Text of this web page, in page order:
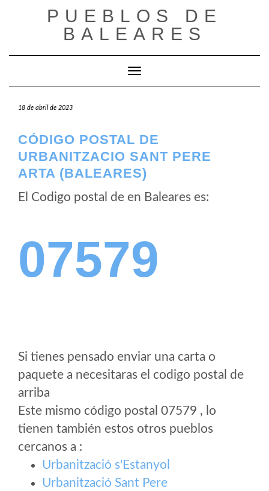
PUEBLOS DE
BALEARES
Cambiar modo de navegación
18 de abril de 2023
CÓDIGO POSTAL DE
URBANITZACIO SANT PERE
ARTA (BALEARES)
El Codigo postal de en Baleares es:
07579
Si tienes pensado enviar una carta o
paquete a necesitaras el codigo postal de
arriba
Este mismo código postal 07579 , lo
tienen también estos otros pueblos
cercanos a :
Urbanització s'Estanyol
Urbanització Sant Pere